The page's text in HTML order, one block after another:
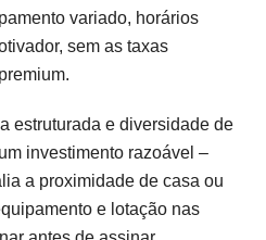
variado, horários
sem as taxas
estruturada e diversidade de
investimento razoável –
a proximidade de casa ou
e lotação nas